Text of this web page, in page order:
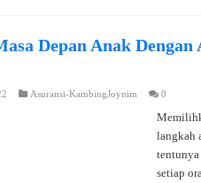
Depan Anak
Asuransi-KambingJoynim 0
langkah
setiap